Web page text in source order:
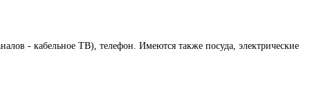
- кабельное ТВ), телефон. Имеются также посуда, электрические